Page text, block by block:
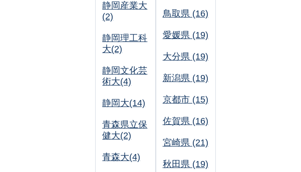
静岡産業大
(2)
静岡理工科
大(2)
静岡文化芸
術大(4)
静岡大(14)
青森県立保
健大(2)
青森大(4)
鳥取県 (16)
愛媛県 (19)
大分県 (19)
新潟県 (19)
京都市 (15)
佐賀県 (16)
宮崎県 (21)
秋田県 (19)